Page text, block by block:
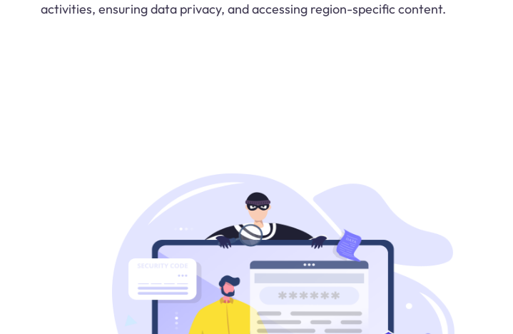
activities, ensuring data privacy, and accessing region-specific content.